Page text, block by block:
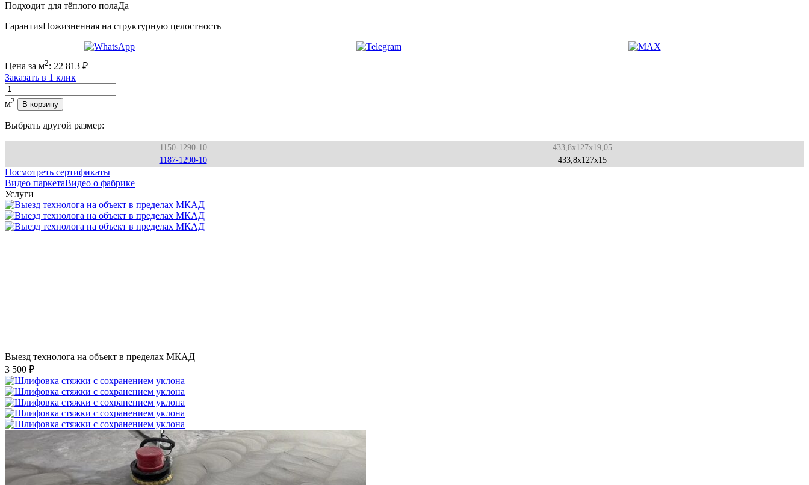
Подходит для тёплого полаДа
ГарантияПожизненная на структурную целостность
Цена за м2: 22 813 ₽
Заказать в 1 клик
Количество
м2 В корзину
Выбрать другой размер:
1150-1290-10
433,8x127x19,05
1187-1290-10
433,8x127x15
Посмотреть сертификаты
Видео паркетаВидео о фабрике
Услуги
Выезд технолога на объект в пределах МКАД
3 500 ₽